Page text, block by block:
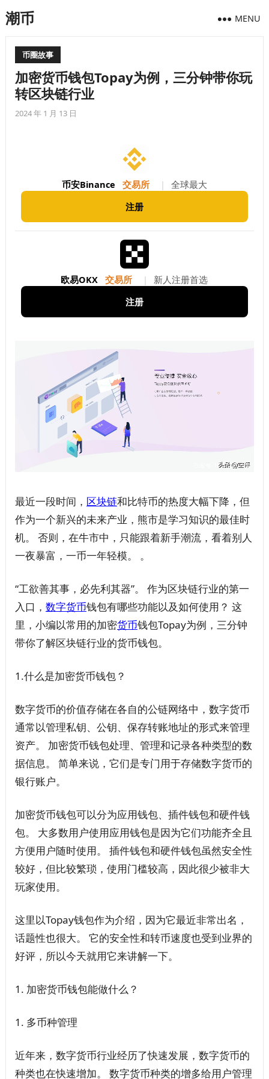
潮币 MENU
币圈故事
加密货币钱包Topay为例，三分钟带你玩
转区块链行业
2024 年 1 月 13 日
币安Binance 交易所 |
全球最大
注册
欧易OKX 交易所 |
新人注册首选
注册
最近一段时间， 区块链和比特币的热度大幅下降，但
作为一个新兴的未来产业，熊市是学习知识的最佳时
机。 否则，在牛市中，只能跟着新手潮流，看着别人
一夜暴富，一币一年轻模。 。
“工欲善其事，必先利其器”。 作为区块链行业的第一
入口， 数字货币钱包有哪些功能以及如何使用？ 这
里，小编以常用的加密货币钱包Topay为例，三分钟
带你了解区块链行业的货币钱包。
1.什么是加密货币钱包？
数字货币的价值存储在各自的公链网络中，数字货币
通常以管理私钥、公钥、保存转账地址的形式来管理
资产。 加密货币钱包处理、管理和记录各种类型的数
据信息。 简单来说，它们是专门用于存储数字货币的
银行账户。
加密货币钱包可以分为应用钱包、插件钱包和硬件钱
包。 大多数用户使用应用钱包是因为它们功能齐全且
方便用户随时使用。 插件钱包和硬件钱包虽然安全性
较好，但比较繁琐，使用门槛较高，因此很少被非大
玩家使用。
这里以Topay钱包作为介绍，因为它最近非常出名，
话题性也很大。 它的安全性和转币速度也受到业界的
好评，所以今天就用它来讲解一下。
1. 加密货币钱包能做什么？
1. 多币种管理
近年来，数字货币行业经历了快速发展，数字货币的
种类也在快速增加。 数字货币种类的增多给用户管理